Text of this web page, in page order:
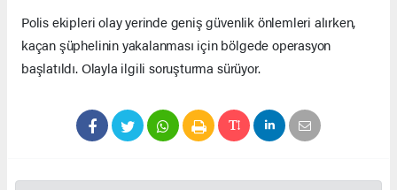
Polis ekipleri olay yerinde geniş güvenlik önlemleri alırken,
kaçan şüphelinin yakalanması için bölgede operasyon
başlatıldı. Olayla ilgili soruşturma sürüyor.